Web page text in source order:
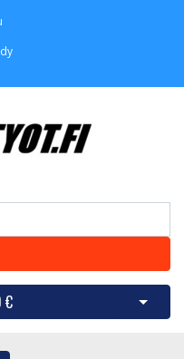
€ Avaa